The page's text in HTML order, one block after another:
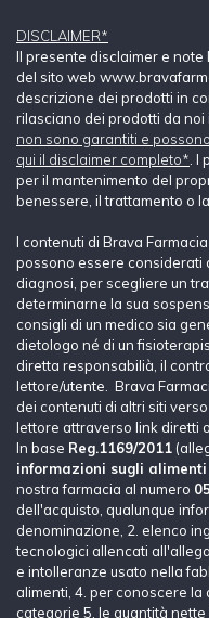
DISCLAIMER*
Il presente disclaimer e
del sito web
descrizione dei prodotti in
rilasciano dei prodotti da
non sono garantiti e
qui il disclaimer completo* .
per il mantenimento del
benessere, il trattamento o
I contenuti di Brava
possono essere considerati
diagnosi, per scegliere un
determinarne la sua
consigli di un medico sia
dietologo né di un
diretta responsabilià, il
lettore/utente. Brava
dei contenuti di altri siti
lettore attraverso link diretti
In base Reg.1169/2011
informazioni sugli
nostra farmacia al numero
dell'acquisto, qualunque
denominazione, 2. elenco
tecnologici allencati
e intolleranze usato nella
alimenti, 4. per conoscere
categorie 5. le quantità